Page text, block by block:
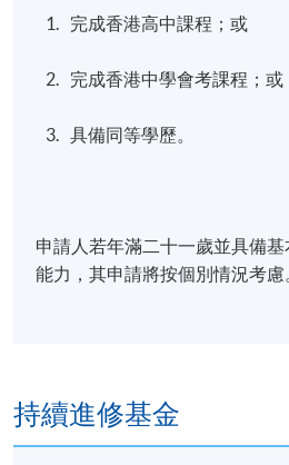
完成香港高中課程；或
完成香港中學會考課程；或
具備同等學歷。
申請人若年滿二十一歲並具備
能力，其申請將按個別情況考慮
持續進修基金